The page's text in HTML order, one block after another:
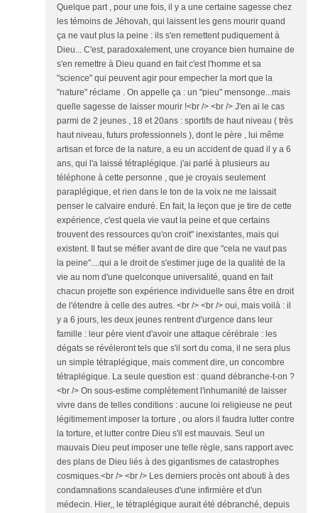
Quelque part , pour une fois, il y a une certaine sagesse chez
les témoins de Jéhovah, qui laissent les gens mourir quand
ça ne vaut plus la peine : ils s'en remettent pudiquement à
Dieu... C'est, paradoxalement, une croyance bien humaine de
s'en remettre à Dieu quand en fait c'est l'homme et sa
"science" qui peuvent agir pour empecher la mort que la
"nature" réclame . On appelle ça : un "pieu" mensonge...mais
quelle sagesse de laisser mourir !<br /> <br /> J'en ai le cas
parmi de 2 jeunes , 18 et 20ans : sportifs de haut niveau ( très
haut niveau, futurs professionnels ), dont le père , lui même
artisan et force de la nature, a eu un accident de quad il y a 6
ans, qui l'a laissé tétraplégique. j'ai parlé à plusieurs au
téléphone à cette personne , que je croyais seulement
paraplégique, et rien dans le ton de la voix ne me laissait
penser le calvaire enduré. En fait, la leçon que je tire de cette
expérience, c'est quela vie vaut la peine et que certains
trouvent des ressources qu'on croit" inexistantes, mais qui
existent. Il faut se méfier avant de dire que "cela ne vaut pas
la peine"....qui a le droit de s'estimer juge de la qualité de la
vie au nom d'une quelconque universalité, quand en fait
chacun projette son expérience individuelle sans être en droit
de l'étendre à celle des autres. <br /> <br /> oui, mais voilà : il
y a 6 jours, les deux jeunes rentrent d'urgence dans leur
famille : leur père vient d'avoir une attaque cérébrale : les
dégats se révéleront tels que s'il sort du coma, il ne sera plus
un simple tétraplégique, mais comment dire, un concombre
tétraplégique. La seule question est : quand débranche-t-on ?
<br /> On sous-estime complètement l'inhumanité de laisser
vivre dans de telles conditions : aucune loi religieuse ne peut
légitimement imposer la torture , ou alors il faudra lutter contre
la torture, et lutter contre Dieu s'il est mauvais. Seul un
mauvais Dieu peut imposer une telle règle, sans rapport avec
des plans de Dieu liés à des gigantismes de catastrophes
cosmiques.<br /> <br /> Les derniers procès ont abouti à des
condamnations scandaleuses d'une infirmière et d'un
médecin. Hier,, le tétraplégique aurait été débranché, depuis